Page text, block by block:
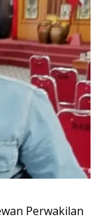
Perwakilan